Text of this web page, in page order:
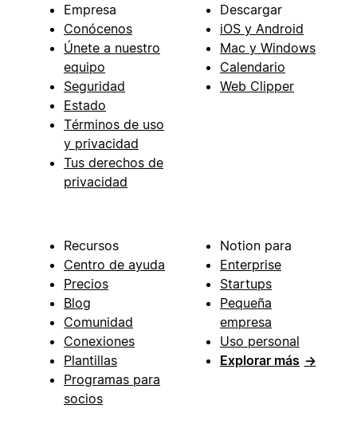
Empresa
Conócenos
Únete a nuestro
equipo
Seguridad
Estado
Términos de uso
y privacidad
Tus derechos de
privacidad
Descargar
iOS y Android
Mac y Windows
Calendario
Web Clipper
Recursos
Centro de ayuda
Precios
Blog
Comunidad
Conexiones
Plantillas
Programas para
socios
Notion para
Enterprise
Startups
Pequeña
empresa
Uso personal
Explorar más →